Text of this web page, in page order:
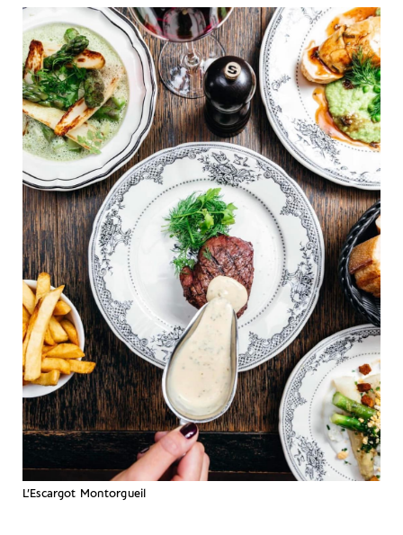
L’Escargot Montorgueil